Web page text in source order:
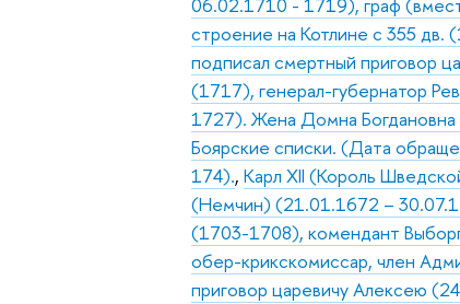
строение на Котлине с 355
подписал смертный приговор
(1717), генерал-губернатор
1727). Жена Домна
Боярские списки. (Дата
174).,Карл XII (Король
(Немчин) (21.01.1672 –
(1703-1708), комендант
обер-крикскомиссар, член
приговор царевичу Алексею